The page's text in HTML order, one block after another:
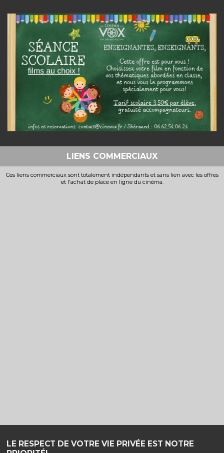
LE RESPECT DE VOTRE VIE PRIVÉE EST NOTRE
LIENS COMMERCIAUX
Ces liens commerciaux sont totalement indépendants et sans lien avec les offres
et l'achat de place en ligne du cinéma.
Haut de page